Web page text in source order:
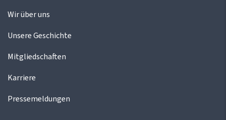
Wir über uns
Unsere Geschichte
Mitgliedschaften
Karriere
Pressemeldungen